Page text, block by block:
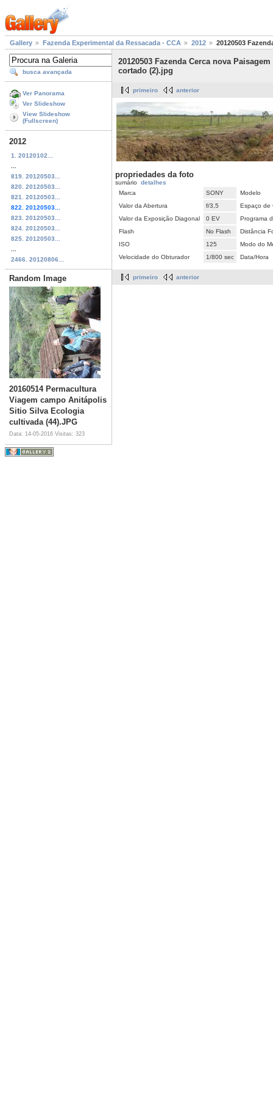
Gallery Fazenda Experimental da Ressacada - CCA 2012 20120503
busca avançada
Ver Panorama
Ver Slideshow
View Slideshow
(Fullscreen)
2012
1. 20120102...
819. 20120503...
820. 20120503...
821. 20120503...
822. 20120503...
823. 20120503...
824. 20120503...
825. 20120503...
2466. 20120806...
Random Image
20160514 Permacultura
Viagem campo Anitápolis
Sitio Silva Ecologia
cultivada (44).JPG
Data: 14-05-2016 Visitas: 323
20120503 Fazenda Cerca nova
cortado (2).jpg
primeiro anterior
propriedades da foto
sumário detalhes
Marca
SONY
Modelo
Valor da Abertura
f/3,5
Espaço de
Valor da Exposição Diagonal
0 EV
Programa
Flash
No Flash
Distância
ISO
125
Modo do
Velocidade do Obturador
1/800 sec Data/Hora
primeiro anterior